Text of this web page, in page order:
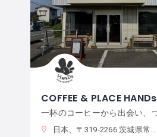
COFFEE & PLACE HANDs
日本、〒319-2266 茨城県常陸大宮市抽ヶ台町８６４−１